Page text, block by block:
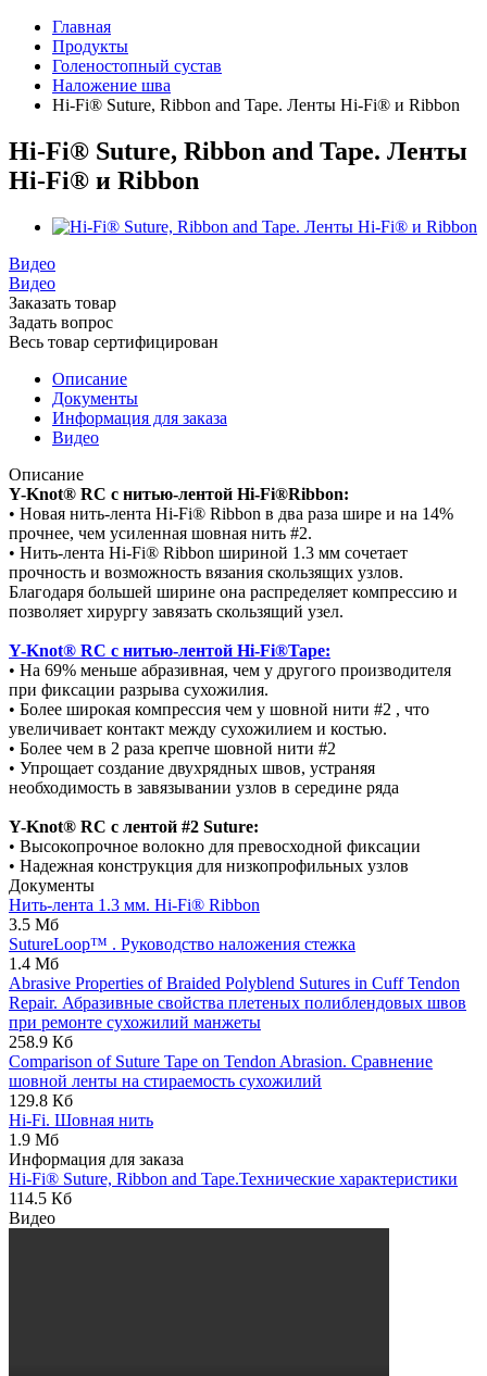
Главная
Продукты
Голеностопный сустав
Наложение шва
Hi-Fi® Suture, Ribbon and Tape. Ленты Hi-Fi® и Ribbon
Hi-Fi® Suture, Ribbon and Tape. Ленты
Hi-Fi® и Ribbon
Видео
Видео
Заказать товар
Задать вопрос
Весь товар сертифицирован
Описание
Документы
Информация для заказа
Видео
Описание
Y-Knot® RC с нитью-лентой Hi-Fi®Ribbon:
• Новая нить-лента Hi-Fi® Ribbon в два раза шире и на 14%
прочнее, чем усиленная шовная нить #2.
• Нить-лента Hi-Fi® Ribbon шириной 1.3 мм сочетает
прочность и возможность вязания скользящих узлов.
Благодаря большей ширине она распределяет компрессию и
позволяет хирургу завязать скользящий узел.
Y-Knot® RC с нитью-лентой Hi-Fi®Tape:
• На 69% меньше абразивная, чем у другого производителя
при фиксации разрыва сухожилия.
• Более широкая компрессия чем у шовной нити #2 , что
увеличивает контакт между сухожилием и костью.
• Более чем в 2 раза крепче шовной нити #2
• Упрощает создание двухрядных швов, устраняя
необходимость в завязывании узлов в середине ряда
Y-Knot® RC с лентой #2 Suture:
• Высокопрочное волокно для превосходной фиксации
• Надежная конструкция для низкопрофильных узлов
Документы
Нить-лента 1.3 мм. Hi-Fi® Ribbon
3.5 Мб
SutureLoop™ . Руководство наложения стежка
1.4 Мб
Abrasive Properties of Braided Polyblend Sutures in Cuff Tendon
Repair. Абразивные свойства плетеных полиблендовых швов
при ремонте сухожилий манжеты
258.9 Кб
Comparison of Suture Tape on Tendon Abrasion. Сравнение
шовной ленты на стираемость сухожилий
129.8 Кб
Hi-Fi. Шовная нить
1.9 Мб
Информация для заказа
Hi-Fi® Suture, Ribbon and Tape.Технические характеристики
114.5 Кб
Видео